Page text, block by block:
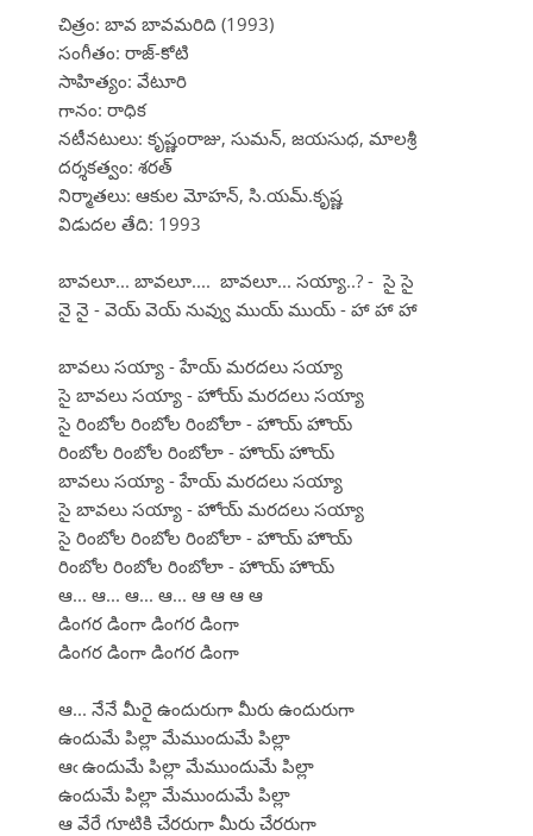
చిత్రం: బావ బావమరిది (1993)
సంగీతం: రాజ్-కోటి
సాహిత్యం: వేటూరి
గానం: రాధిక
నటీనటులు: కృష్ణంరాజు, సుమన్, జయసుధ, మాలశ్రీ
దర్శకత్వం: శరత్
నిర్మాతలు: ఆకుల మోహన్, సి.యమ్.కృష్ణ
విడుదల తేది: 1993
బావలూ... బావలూ.... బావలూ... సయ్యా..? - సై సై
నై నై - వెయ్ వెయ్ నువ్వు ముయ్ ముయ్ - హా హా హా
బావలు సయ్యా - హేయ్ మరదలు సయ్యా
సై బావలు సయ్యా - హోయ్ మరదలు సయ్యా
సై రింబోల రింబోల రింబోలా - హొయ్ హొయ్
రింబోల రింబోల రింబోలా - హొయ్ హొయ్
బావలు సయ్యా - హేయ్ మరదలు సయ్యా
సై బావలు సయ్యా - హోయ్ మరదలు సయ్యా
సై రింబోల రింబోల రింబోలా - హొయ్ హొయ్
రింబోల రింబోల రింబోలా - హొయ్ హొయ్
ఆ... ఆ... ఆ... ఆ... ఆ ఆ ఆ ఆ
డింగర డింగా డింగర డింగా
డింగర డింగా డింగర డింగా
ఆ... నేనే మీరై ఉందురుగా మీరు ఉందురుగా
ఉందుమే పిల్లా మేముందుమే పిల్లా
ఆఁ ఉందుమే పిల్లా మేముందుమే పిల్లా
ఉందుమే పిల్లా మేముందుమే పిల్లా
ఆ వేరే గూటికి చేరరుగా మీరు చేరరుగా